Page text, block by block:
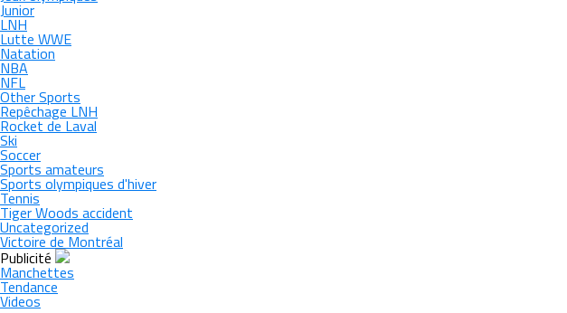
Junior
LNH
Lutte WWE
Natation
NBA
NFL
Other Sports
Repêchage LNH
Rocket de Laval
Ski
Soccer
Sports amateurs
Sports olympiques d'hiver
Tennis
Tiger Woods accident
Uncategorized
Victoire de Montréal
Publicité
Manchettes
Tendance
Videos